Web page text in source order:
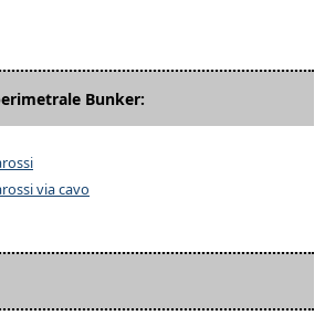
Bunker:
via cavo